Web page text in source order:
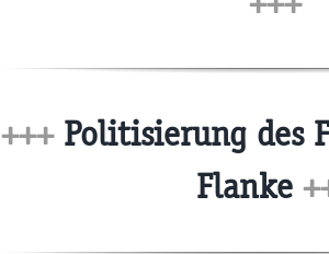
+++Politisierung des
Flanke